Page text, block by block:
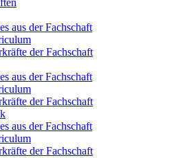
aus der Fachschaft
der Fachschaft
aus der Fachschaft
der Fachschaft
aus der Fachschaft
der Fachschaft